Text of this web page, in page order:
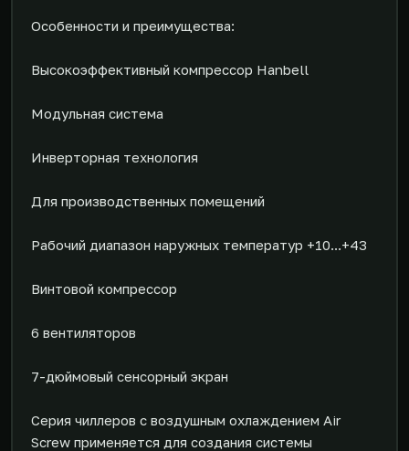
Особенности и преимущества:
Высокоэффективный компрессор Hanbell
Модульная система
Инверторная технология
Для производственных помещений
Рабочий диапазон наружных температур +10...+43
Винтовой компрессор
6 вентиляторов
7-дюймовый сенсорный экран
Серия чиллеров с воздушным охлаждением Air
Screw применяется для создания системы